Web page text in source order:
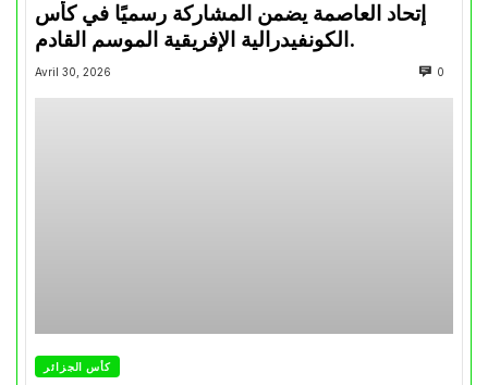
إتحاد العاصمة يضمن المشاركة رسميًا في كأس
الكونفيدرالية الإفريقية الموسم القادم.
Avril 30, 2026 0
كأس الجزائر